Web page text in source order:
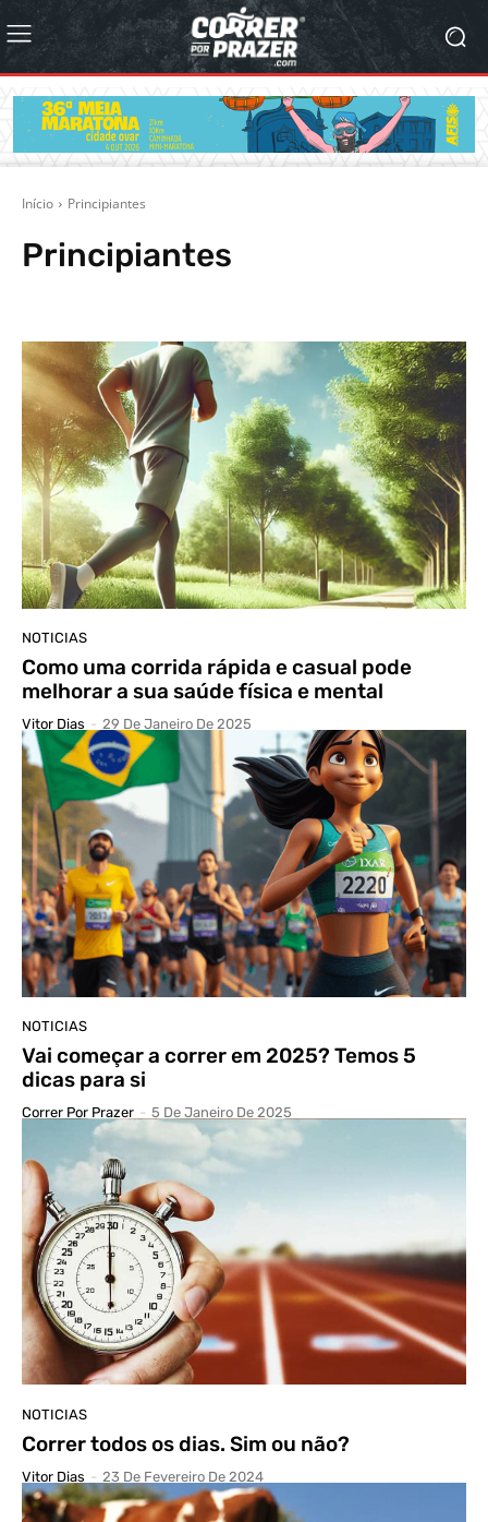
Início Principiantes
Principiantes
NOTICIAS
Como uma corrida rápida e casual pode
melhorar a sua saúde física e mental
Vitor Dias - 29 De Janeiro De 2025
NOTICIAS
Vai começar a correr em 2025? Temos 5
dicas para si
Correr Por Prazer - 5 De Janeiro De 2025
NOTICIAS
Correr todos os dias. Sim ou não?
Vitor Dias - 23 De Fevereiro De 2024